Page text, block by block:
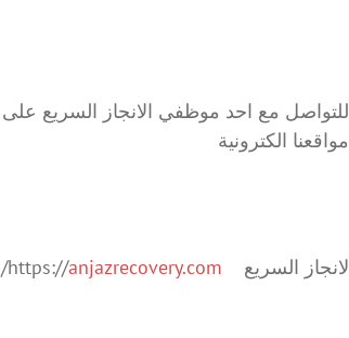
للتواصل مع احد موظفي الانجاز السريع على
مواقعنا الكترونية
لانجاز السريع https:// anjazrecovery.com
/